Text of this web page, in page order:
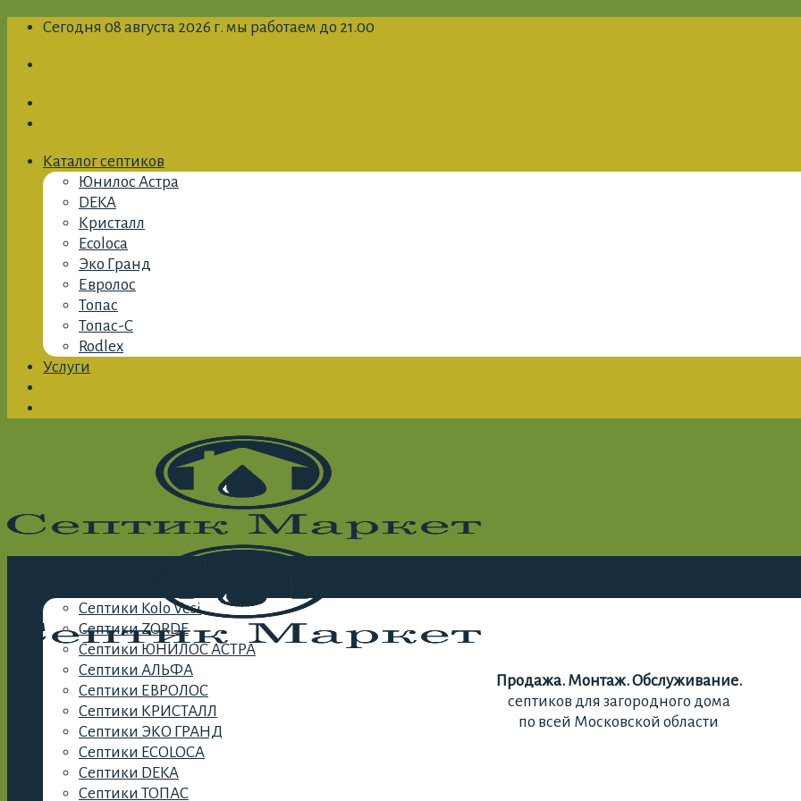
Skip
content
Сегодня 08 августа 2026 г. мы работаем до 21.00
Каталог септиков
Юнилос Астра
DEKA
Кристалл
Ecoloca
Эко Гранд
Евролос
Топас
Топас-С
Rodlex
Услуги
Продажа. Монтаж. Обслуживание.
септиков для загородного дома
по всей Московской области
Септики Kolo Vesi
Септики ZORDE
Септики ЮНИЛОС АСТРА
Септики АЛЬФА
Септики ЕВРОЛОС
Септики КРИСТАЛЛ
Септики ЭКО ГРАНД
Септики ECOLOCA
Септики DEKA
Септики ТОПАС